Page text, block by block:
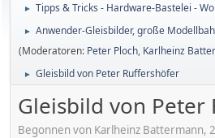
► Tipps & Tricks - Hardware-Bastelei -
►
Anwender-Gleisbilder, große
(Moderatoren: Peter Ploch, Karlheinz
► Gleisbild von Peter Ruffershöfer
Gleisbild von
Begonnen von Karlheinz Battermann,